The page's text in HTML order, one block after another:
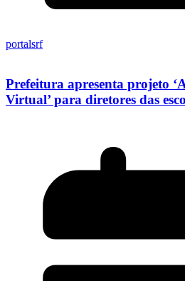
portalsrf
Prefeitura apresenta projeto
Virtual’ para diretores das